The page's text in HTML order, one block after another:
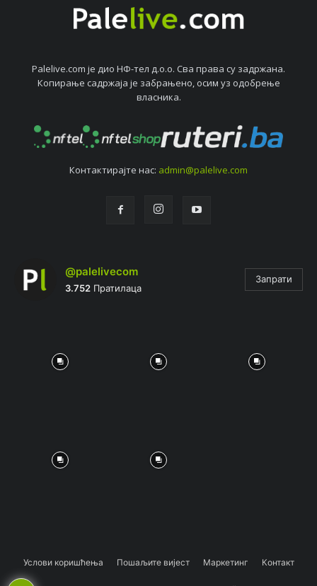
Palelive.com јe дио НФ-тeл д.о.о. Сва права су задржана.
Копирањe садржаја јe забрањeно, осим уз одобрeњe
власника.
Контактирајтe нас: admin@palelive.com
@palelivecom
3.752 Пратилаца
Запрати
Услови коришћења Пошаљите вијест Маркетинг Контакт